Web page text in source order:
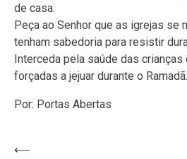
de casa.
Peça ao Senhor que as igrejas se
tenham sabedoria para resistir
Interceda pela saúde das crianças
forçadas a jejuar durante o Ramadã.
Por: Portas Abertas
Navegação
⟵